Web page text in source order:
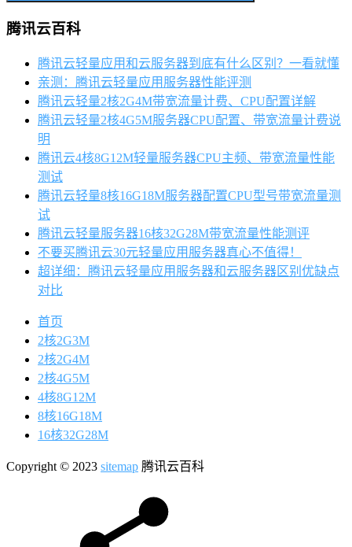
腾讯云百科
腾讯云轻量应用和云服务器到底有什么区别？一看就懂
亲测：腾讯云轻量应用服务器性能评测
腾讯云轻量2核2G4M带宽流量计费、CPU配置详解
腾讯云轻量2核4G5M服务器CPU配置、带宽流量计费说
明
腾讯云4核8G12M轻量服务器CPU主频、带宽流量性能
测试
腾讯云轻量8核16G18M服务器配置CPU型号带宽流量测
试
腾讯云轻量服务器16核32G28M带宽流量性能测评
不要买腾讯云30元轻量应用服务器真心不值得！
超详细：腾讯云轻量应用服务器和云服务器区别优缺点
对比
首页
2核2G3M
2核2G4M
2核4G5M
4核8G12M
8核16G18M
16核32G28M
Copyright © 2023 sitemap 腾讯云百科